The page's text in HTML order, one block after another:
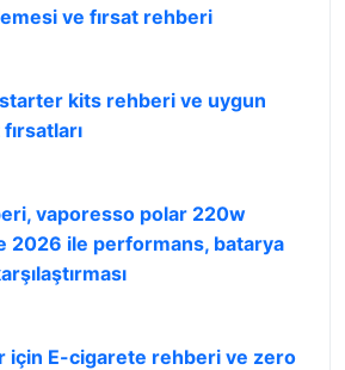
ve fırsat rehberi
starter kits rehberi ve uygun
vaporesso polar 220w
2026 ile performans, batarya
için E-cigarete rehberi ve zero